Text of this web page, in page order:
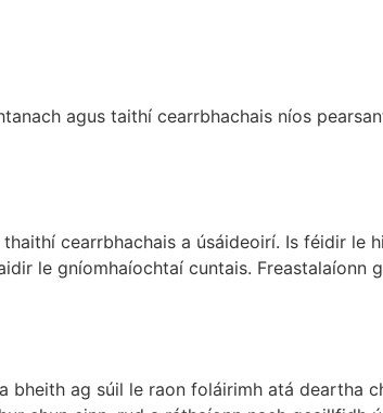
agus taithí cearrbhachais níos
cearrbhachais a úsáideoirí. Is féidir le
le gníomhaíochtaí cuntais. Freastalaíonn
bheith ag súil le raon foláirimh atá deartha